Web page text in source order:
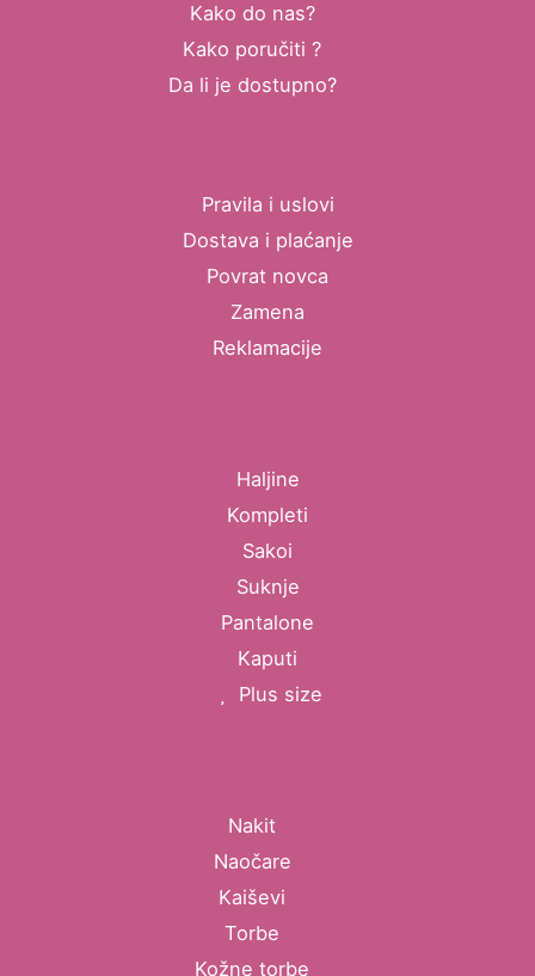
Kako do nas?
Kako poručiti ?
Da li je dostupno?
Pravila i uslovi
Dostava i plaćanje
Povrat novca
Zamena
Reklamacije
Haljine
Kompleti
Sakoi
Suknje
Pantalone
Kaputi
Plus size
Nakit
Naočare
Kaiševi
Torbe
Kožne torbe